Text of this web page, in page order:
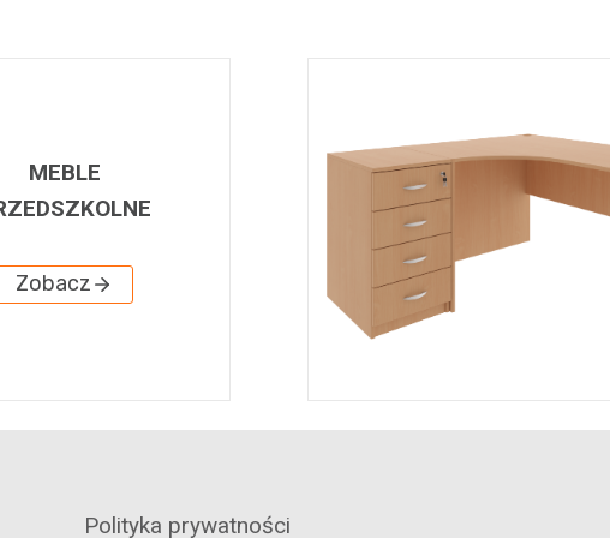
MEBLE
Zobacz
Polityka prywatności